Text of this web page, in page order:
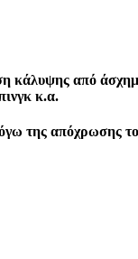
κάλυψης από
κ.α.
της απόχρωσης